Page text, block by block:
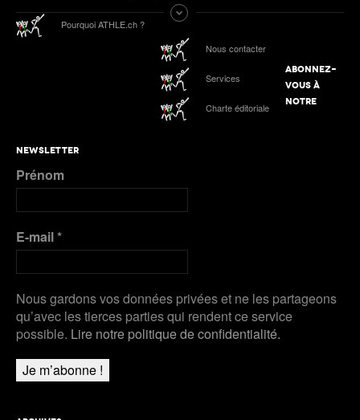
Pourquoi ATHLE.ch ?
Nous contacter
Services
Charte éditoriale
ABONNEZ-
VOUS À
NOTRE
NEWSLETTER
Prénom
E-mail*
Nous gardons vos données privées et ne les partageons
qu’avec les tierces parties qui rendent ce service
possible. Lire notre politique de confidentialité.